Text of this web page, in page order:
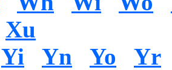
Xu
Yi Yn Yo
Yr